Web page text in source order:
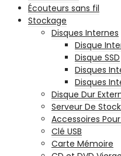
Écouteurs sans fil
Stockage
Disques Internes
Disque
Disque SSD
Disques
Disques
Disque Dur
Serveur De
Accessoires
Clé USB
Carte Mémoire